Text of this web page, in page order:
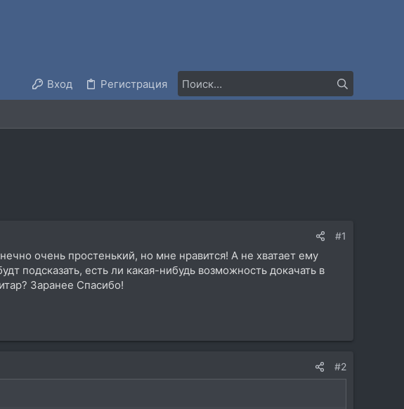
Вход Регистрация
#1
очень простенький, но мне нравится! А не хватает ему
подсказать, есть ли какая-нибудь возможность докачать в
Заранее Спасибо!
#2